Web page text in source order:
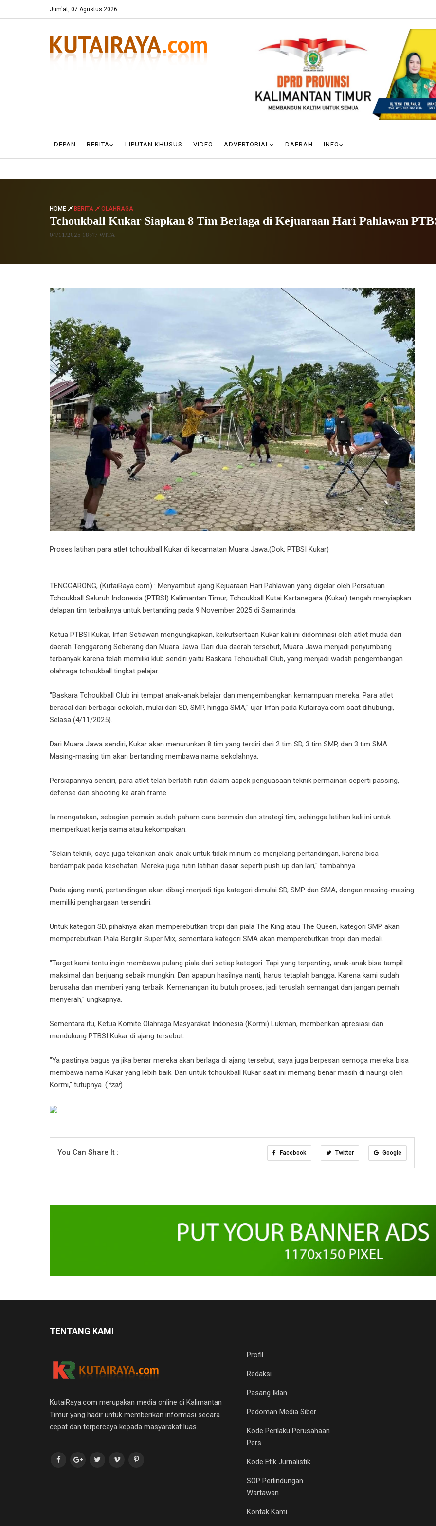
Jum'at, 07 Agustus 2026
DEPAN BERITA LIPUTAN KHUSUS VIDEO ADVERTORIAL DAERAH INFO
HOME BERITA OLAHRAGA
Tchoukball Kukar Siapkan 8 Tim Berlaga di Kejuaraan Hari Pahlawan
04/11/2025 18:47 WITA
Proses latihan para atlet tchoukball Kukar di kecamatan Muara Jawa.(Dok: PTBSI Kukar)
TENGGARONG, (KutaiRaya.com) : Menyambut ajang Kejuaraan Hari Pahlawan yang digelar oleh Persatuan
Tchoukball Seluruh Indonesia (PTBSI) Kalimantan Timur, Tchoukball Kutai Kartanegara (Kukar) tengah menyiapkan
delapan tim terbaiknya untuk bertanding pada 9 November 2025 di Samarinda.
Ketua PTBSI Kukar, Irfan Setiawan mengungkapkan, keikutsertaan Kukar kali ini didominasi oleh atlet muda dari
daerah Tenggarong Seberang dan Muara Jawa. Dari dua daerah tersebut, Muara Jawa menjadi penyumbang
terbanyak karena telah memiliki klub sendiri yaitu Baskara Tchoukball Club, yang menjadi wadah pengembangan
olahraga tchoukball tingkat pelajar.
"Baskara Tchoukball Club ini tempat anak-anak belajar dan mengembangkan kemampuan mereka. Para atlet
berasal dari berbagai sekolah, mulai dari SD, SMP, hingga SMA," ujar Irfan pada Kutairaya.com saat dihubungi,
Selasa (4/11/2025).
Dari Muara Jawa sendiri, Kukar akan menurunkan 8 tim yang terdiri dari 2 tim SD, 3 tim SMP, dan 3 tim SMA.
Masing-masing tim akan bertanding membawa nama sekolahnya.
Persiapannya sendiri, para atlet telah berlatih rutin dalam aspek penguasaan teknik permainan seperti passing,
defense dan shooting ke arah frame.
Ia mengatakan, sebagian pemain sudah paham cara bermain dan strategi tim, sehingga latihan kali ini untuk
memperkuat kerja sama atau kekompakan.
"Selain teknik, saya juga tekankan anak-anak untuk tidak minum es menjelang pertandingan, karena bisa
berdampak pada kesehatan. Mereka juga rutin latihan dasar seperti push up dan lari," tambahnya.
Pada ajang nanti, pertandingan akan dibagi menjadi tiga kategori dimulai SD, SMP dan SMA, dengan masing-masing
memiliki penghargaan tersendiri.
Untuk kategori SD, pihaknya akan memperebutkan tropi dan piala The King atau The Queen, kategori SMP akan
memperebutkan Piala Bergilir Super Mix, sementara kategori SMA akan memperebutkan tropi dan medali.
"Target kami tentu ingin membawa pulang piala dari setiap kategori. Tapi yang terpenting, anak-anak bisa tampil
maksimal dan berjuang sebaik mungkin. Dan apapun hasilnya nanti, harus tetaplah bangga. Karena kami sudah
berusaha dan memberi yang terbaik. Kemenangan itu butuh proses, jadi teruslah semangat dan jangan pernah
menyerah," ungkapnya.
Sementara itu, Ketua Komite Olahraga Masyarakat Indonesia (Kormi) Lukman, memberikan apresiasi dan
mendukung PTBSI Kukar di ajang tersebut.
"Ya pastinya bagus ya jika benar mereka akan berlaga di ajang tersebut, saya juga berpesan semoga mereka bisa
membawa nama Kukar yang lebih baik. Dan untuk tchoukball Kukar saat ini memang benar masih di naungi oleh
Kormi," tutupnya. (*zar)
You Can Share It : Facebook Twitter Google
TENTANG KAMI
KutaiRaya.com merupakan media online di Kalimantan
Timur yang hadir untuk memberikan informasi secara
cepat dan terpercaya kepada masyarakat luas.
Profil
Redaksi
Pasang Iklan
Pedoman Media Siber
Kode Perilaku Perusahaan
Pers
Kode Etik Jurnalistik
SOP Perlindungan
Wartawan
Kontak Kami